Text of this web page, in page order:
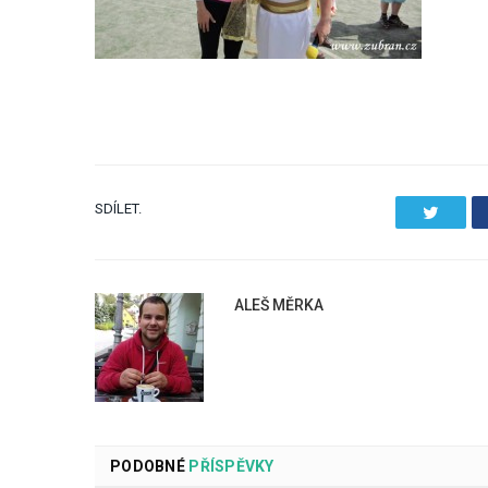
SDÍLET.
ALEŠ MĚRKA
PODOBNÉPŘÍSPĚVKY